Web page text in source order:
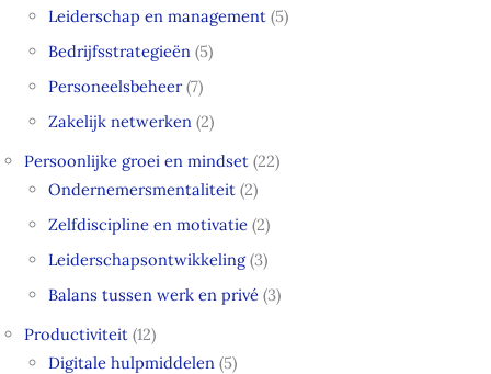
Leiderschap en management (5)
Bedrijfsstrategieën (5)
Personeelsbeheer(7)
Zakelijk netwerken (2)
Persoonlijke groei en mindset (22)
Ondernemersmentaliteit (2)
Zelfdiscipline en motivatie (2)
Leiderschapsontwikkeling(3)
Balans tussen werk en privé (3)
Productiviteit (12)
Digitale hulpmiddelen (5)